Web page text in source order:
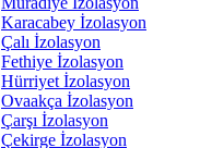
Karacabey İzolasyon
Çalı İzolasyon
Fethiye İzolasyon
Hürriyet İzolasyon
Ovaakça İzolasyon
Çarşı İzolasyon
Çekirge İzolasyon